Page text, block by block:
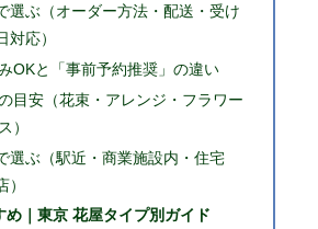
選ぶ（オーダー方法・配送・受け
対応）
OKと「事前予約推奨」の違い
目安（花束・アレンジ・フラワー
）
選ぶ（駅近・商業施設内・住宅
め｜東京 花屋タイプ別ガイド